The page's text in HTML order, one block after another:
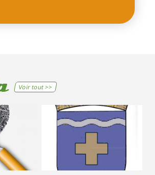
Voir tout >>